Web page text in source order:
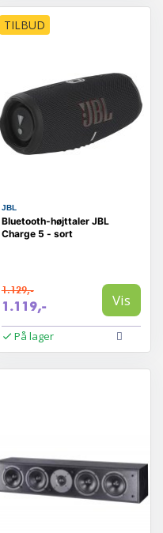
TILBUD
JBL
Bluetooth-højttaler JBL
Charge 5 - sort
1.129,-
1.119,- Vis
På lager